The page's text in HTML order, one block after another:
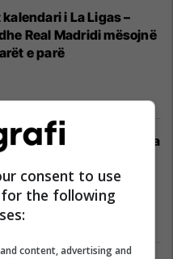
i La Ligas –
Real Madridi mësojnë
e parë
viziton tokat e pushtuara
ende nuk do të
consent to use
the following
content, advertising and